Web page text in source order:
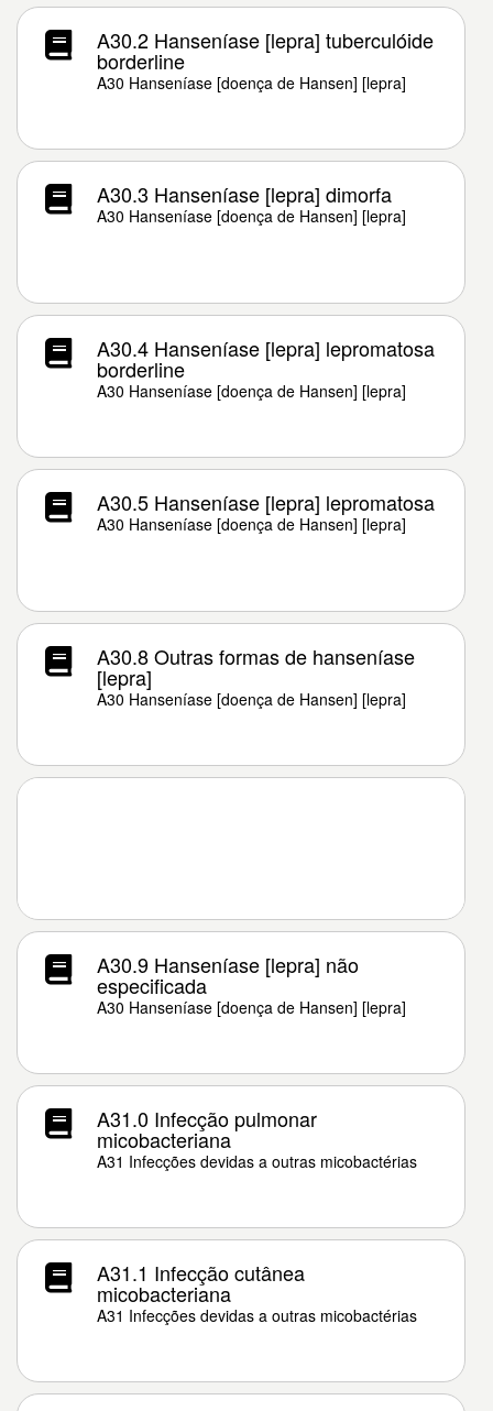
A30.2 Hanseníase [lepra] tuberculóide
borderline
A30 Hanseníase [doença de Hansen] [lepra]
A30.3 Hanseníase [lepra] dimorfa
A30 Hanseníase [doença de Hansen] [lepra]
A30.4 Hanseníase [lepra] lepromatosa
borderline
A30 Hanseníase [doença de Hansen] [lepra]
A30.5 Hanseníase [lepra] lepromatosa
A30 Hanseníase [doença de Hansen] [lepra]
A30.8 Outras formas de hanseníase
[lepra]
A30 Hanseníase [doença de Hansen] [lepra]
A30.9 Hanseníase [lepra] não
especificada
A30 Hanseníase [doença de Hansen] [lepra]
A31.0 Infecção pulmonar
micobacteriana
A31 Infecções devidas a outras micobactérias
A31.1 Infecção cutânea
micobacteriana
A31 Infecções devidas a outras micobactérias